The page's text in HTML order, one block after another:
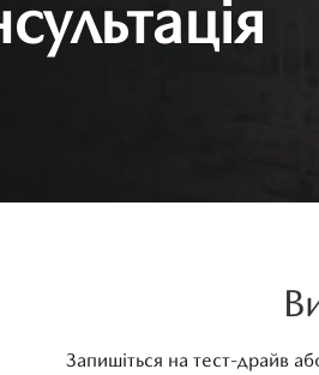
Запишіться на тест-драйв